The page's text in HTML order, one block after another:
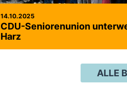
14.10.2025
CDU-Seniorenunion
Harz
ALLE